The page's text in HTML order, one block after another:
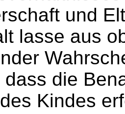
und
lasse aus
die
Kindes